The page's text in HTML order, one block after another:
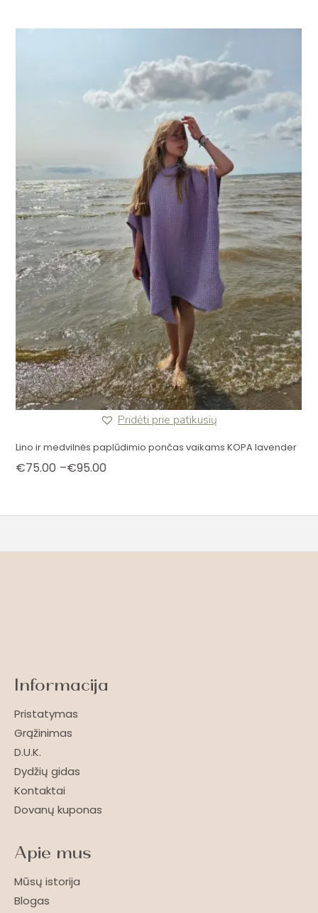
€75.00
Pridėti prie patikusių
Lino ir medvilnės paplūdimio pončas vaikams KOPA lavender
€75.00 –€95.00
Price
Informacija
Pristatymas
Grąžinimas
D.U.K.
Dydžių gidas
Kontaktai
Dovanų kuponas
Apie mus
Mūsų istorija
Blogas